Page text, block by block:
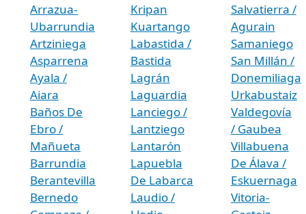
Arrazua-
Ubarrundia
Artziniega
Asparrena
Ayala /
Aiara
Baños De
Ebro /
Mañueta
Barrundia
Berantevilla
Bernedo
Kripan
Kuartango
Labastida /
Bastida
Lagrán
Laguardia
Lanciego /
Lantziego
Lantarón
Lapuebla
De Labarca
Laudio /
Salvatierra /
Agurain
Samaniego
San Millán /
Donemiliaga
Urkabustaiz
Valdegovía
/ Gaubea
Villabuena
De Álava /
Eskuernaga
Vitoria-